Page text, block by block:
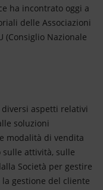
ha incontrato oggi a
delle Associazioni
(Consiglio Nazionale
aspetti relativi
soluzioni
modalità di vendita
attività, sulle
Società per gestire
gestione del cliente